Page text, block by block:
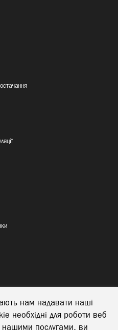
нам надавати наші
необхідні для роботи веб
нашими послугами, ви